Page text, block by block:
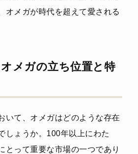
オメガが時代を超えて愛される
メガの立ち位置と特
いて、オメガはどのような存在
しょうか。100年以上にわた
とって重要な市場の一つであり